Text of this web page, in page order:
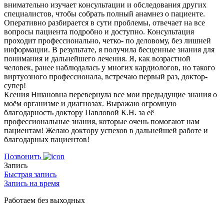
внимательно изучает консультации и обследования других
специалистов, чтобы собрать полный анамнез о пациенте.
Оперативно разбирается в сути проблемы, отвечает на все
вопросы пациента подробно и доступно. Консультация
проходит профессионально, четко- по деловому, без лишней
информации. В результате, я получила бесценные знания для
понимания и дальнейшего лечения. Я, как возрастной
человек, ранее наблюдалась у многих кардиологов, но такого
виртуозного профессионала, встречаю первый раз, доктор-
супер!
Ксения Ншановна перевернула все мои предыдущие знания о
моём организме и диагнозах. Выражаю огромную
благодарность доктору Павловой К.Н. за её
профессиональные знания, которые очень помогают нам
пациентам! Желаю доктору успехов в дальнейшей работе и
благодарных пациентов!
Позвонить
Запись
Быстрая запись
Запись на время
Работаем без выходных